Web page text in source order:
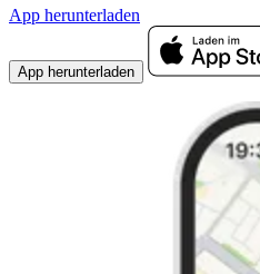
App herunterladen
App herunterladen